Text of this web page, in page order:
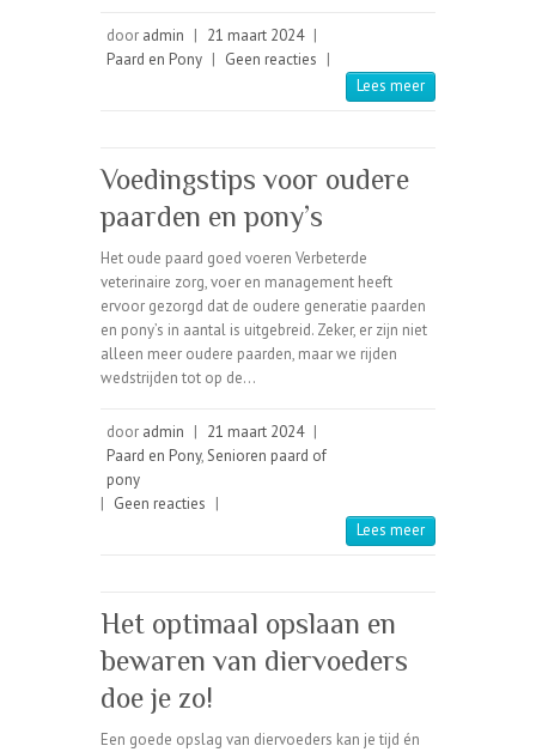
door admin | 21 maart 2024 |
Paard en Pony | Geen reacties |
Lees meer
Voedingstips voor oudere
paarden en pony’s
Het oude paard goed voeren Verbeterde
veterinaire zorg, voer en management heeft
ervoor gezorgd dat de oudere generatie paarden
en pony’s in aantal is uitgebreid. Zeker, er zijn niet
alleen meer oudere paarden, maar we rijden
wedstrijden tot op de…
door admin | 21 maart 2024 |
Paard en Pony,Senioren paard of
pony
| Geen reacties |
Lees meer
Het optimaal opslaan en
bewaren van diervoeders
doe je zo!
Een goede opslag van diervoeders kan je tijd én